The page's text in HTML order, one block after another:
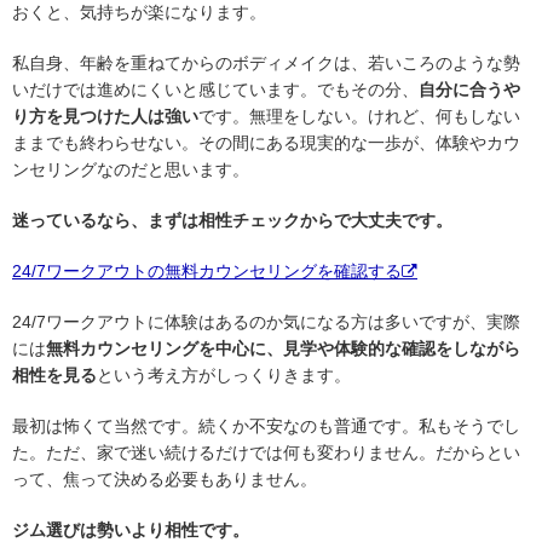
おくと、気持ちが楽になります。
私自身、年齢を重ねてからのボディメイクは、若いころのような勢
いだけでは進めにくいと感じています。でもその分、
自分に合うや
り方を見つけた人は強いです。無理をしない。けれど、何もしない
ままでも終わらせない。その間にある現実的な一歩が、体験やカウ
ンセリングなのだと思います。
迷っているなら、まずは相性チェックからで大丈夫です。
24/7ワークアウトの無料カウンセリングを確認する
24/7ワークアウトに体験はあるのか気になる方は多いですが、実際
には無料カウンセリングを中心に、見学や体験的な確認をしながら
相性を見るという考え方がしっくりきます。
最初は怖くて当然です。続くか不安なのも普通です。私もそうでし
た。ただ、家で迷い続けるだけでは何も変わりません。だからとい
って、焦って決める必要もありません。
ジム選びは勢いより相性です。